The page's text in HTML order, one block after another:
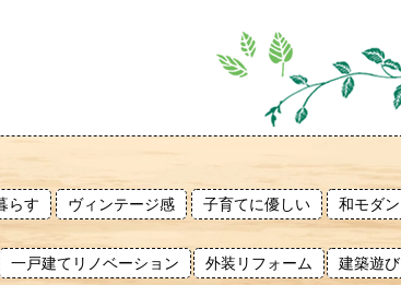
らす ヴィンテージ感 子育てに優しい 和モダン
一戸建てリノベーション 外装リフォーム 建築遊び